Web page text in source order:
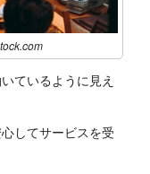
ているよ‬‭うに見え
してサービスを受